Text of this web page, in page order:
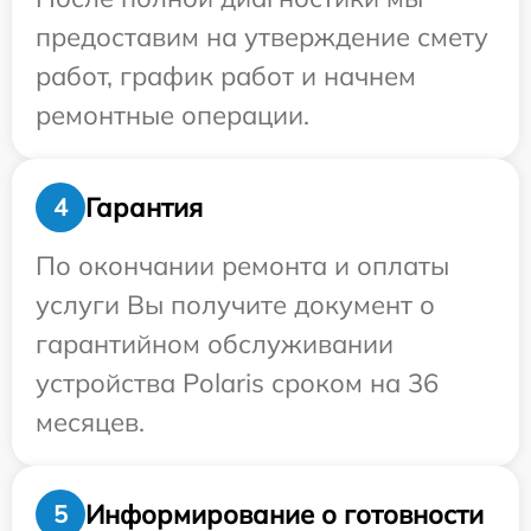
предоставим на утверждение смету
работ, график работ и начнем
ремонтные операции.
4
Гарантия
По окончании ремонта и оплаты
услуги Вы получите документ о
гарантийном обслуживании
устройства Polaris сроком на 36
месяцев.
5 Информирование о готовности